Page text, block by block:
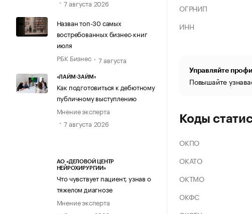
7 августа 2026
Назван топ-30 самых
востребованных бизнес-книг
июля
РБК Бизнес
7 августа
«ЛАЙМ-ЗАЙМ»
Как подготовиться к дебютному
публичному выступлению
Мнение эксперта
7 августа 2026
АО «ДЕЛОВОЙ ЦЕНТР
НЕЙРОХИРУРГИИ»
Что чувствует пациент, узнав о
тяжелом диагнозе
Мнение эксперта
ОГРНИП
ИНН
Управляйте
Повышайте
Коды
ОКПО
ОКАТО
ОКТМО
ОКФС